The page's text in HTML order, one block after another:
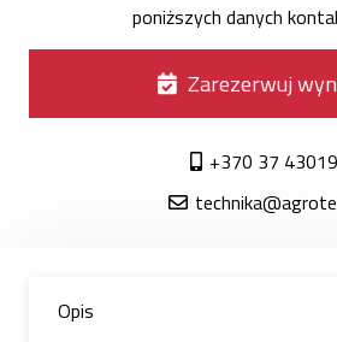
poniższych danych
Zarezerwuj
+370 37
Opis